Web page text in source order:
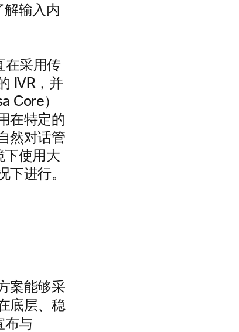
解输入内
在采用传
IVR，并
Core）
在特定的
然对话管
下使用大
下进行。
案能够采
底层、稳
布与